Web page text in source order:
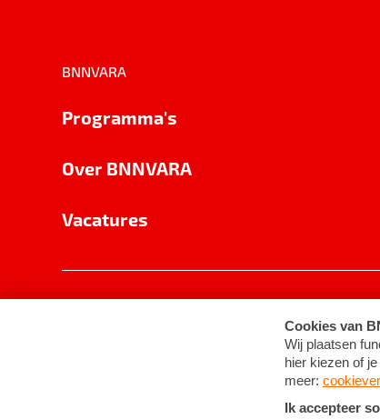
BNNVARA
Programma's
Over BNNVARA
Vacatures
Cookie-instellingen